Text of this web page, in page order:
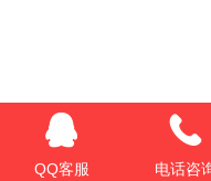
QQ客服 电话咨